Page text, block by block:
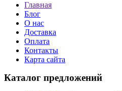
Главная
Блог
О нас
Доставка
Оплата
Контакты
Карта сайта
Каталог предложений